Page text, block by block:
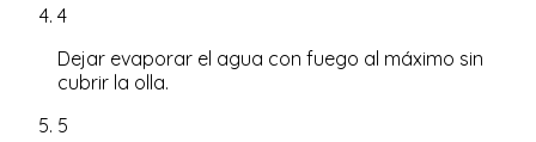
4
Dejar evaporar el agua con fuego al máximo sin
cubrir la olla.
5